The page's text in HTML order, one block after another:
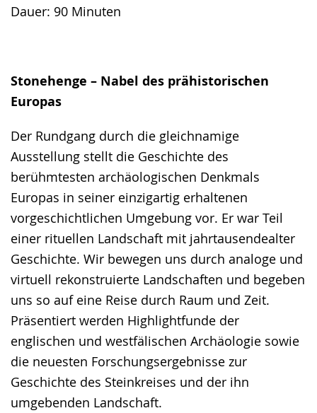
Dauer: 90 Minuten
Stonehenge – Nabel des prähistorischen
Europas
Der Rundgang durch die gleichnamige
Ausstellung stellt die Geschichte des
berühmtesten archäologischen Denkmals
Europas in seiner einzigartig erhaltenen
vorgeschichtlichen Umgebung vor. Er war Teil
einer rituellen Landschaft mit jahrtausendealter
Geschichte. Wir bewegen uns durch analoge und
virtuell rekonstruierte Landschaften und begeben
uns so auf eine Reise durch Raum und Zeit.
Präsentiert werden Highlightfunde der
englischen und westfälischen Archäologie sowie
die neuesten Forschungsergebnisse zur
Geschichte des Steinkreises und der ihn
umgebenden Landschaft.